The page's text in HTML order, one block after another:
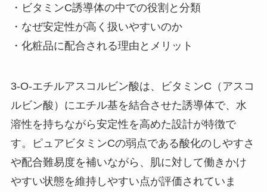
・ビタミンC誘導体の中での役割と分類
・なぜ安定性が高く扱いやすいのか
・化粧品に配合される理由とメリット
3-O-エチルアスコルビン酸は、ビタミンC（アスコ
ルビン酸）にエチル基を結合させた誘導体で、水
溶性を持ちながら安定性を高めた設計が特徴で
す。ピュアビタミンCの弱点である酸化のしやすさ
や配合難易度を補いながら、肌に対して働きかけ
やすい状態を維持しやすい点が評価されていま